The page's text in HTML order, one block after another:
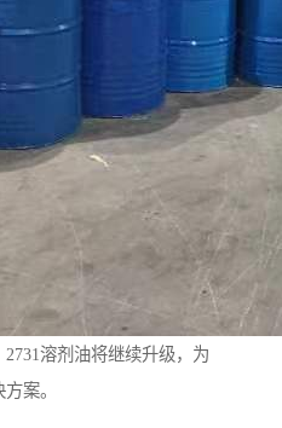
溶剂油将继续升级，为
案。